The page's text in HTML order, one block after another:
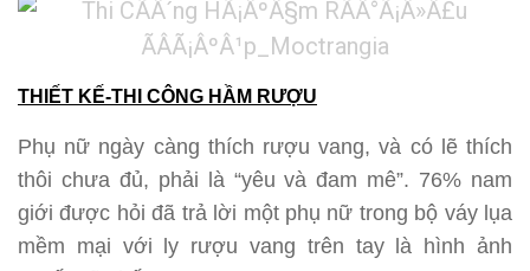
THIẾT KẾ-THI CÔNG HẦM RƯỢU
Phụ nữ ngày càng thích rượu vang, và có lẽ thích
thôi chưa đủ, phải là “yêu và đam mê”. 76% nam
giới được hỏi đã trả lời một phụ nữ trong bộ váy lụa
mềm mại với ly rượu vang trên tay là hình ảnh